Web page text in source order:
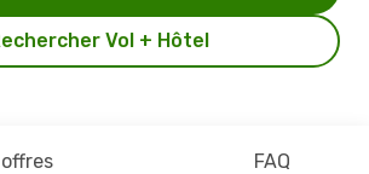
Vol + Hôtel
FAQ